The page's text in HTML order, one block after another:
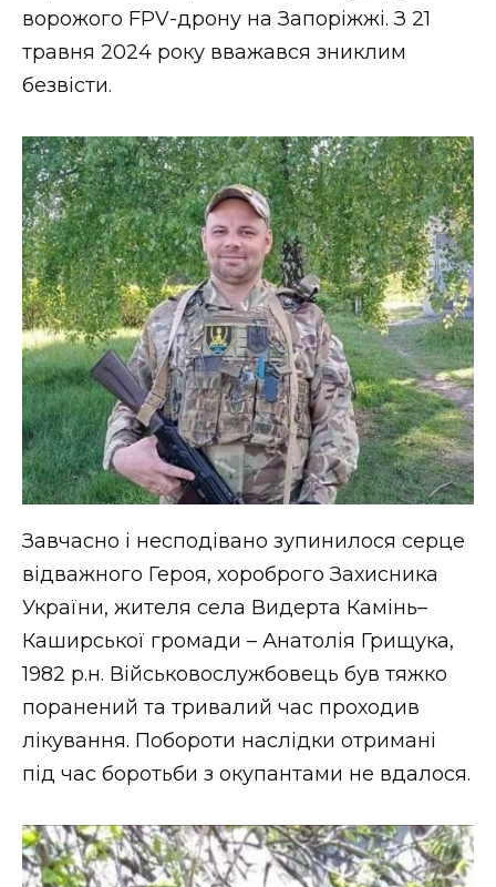
ФОТО
ВІДЕО
ворожого FPV-дрону на Запоріжжі. З 21
травня 2024 року вважався зниклим
безвісти.
Завчасно і несподівано зупинилося серце
відважного Героя, хороброго Захисника
України, жителя села Видерта Камінь–
Каширської громади – Анатолія Грищука,
1982 р.н. Військовослужбовець був тяжко
поранений та тривалий час проходив
лікування. Побороти наслідки отримані
під час боротьби з окупантами не вдалося.